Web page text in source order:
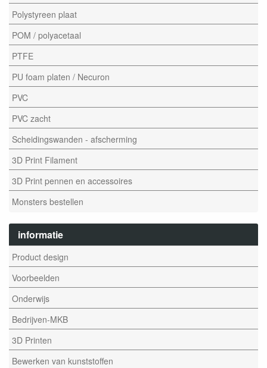
Polystyreen plaat
POM / polyacetaal
PTFE
PU foam platen / Necuron
PVC
PVC zacht
Scheidingswanden - afscherming
3D Print Filament
3D Print pennen en accessoires
Monsters bestellen
informatie
Product design
Voorbeelden
Onderwijs
Bedrijven-MKB
3D Printen
Bewerken van kunststoffen